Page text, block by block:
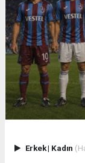
Erkek| Kadın